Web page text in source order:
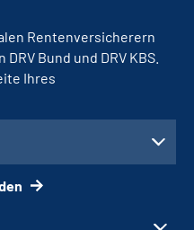
Rentenversicherern
Bund und DRV KBS.
Ihres